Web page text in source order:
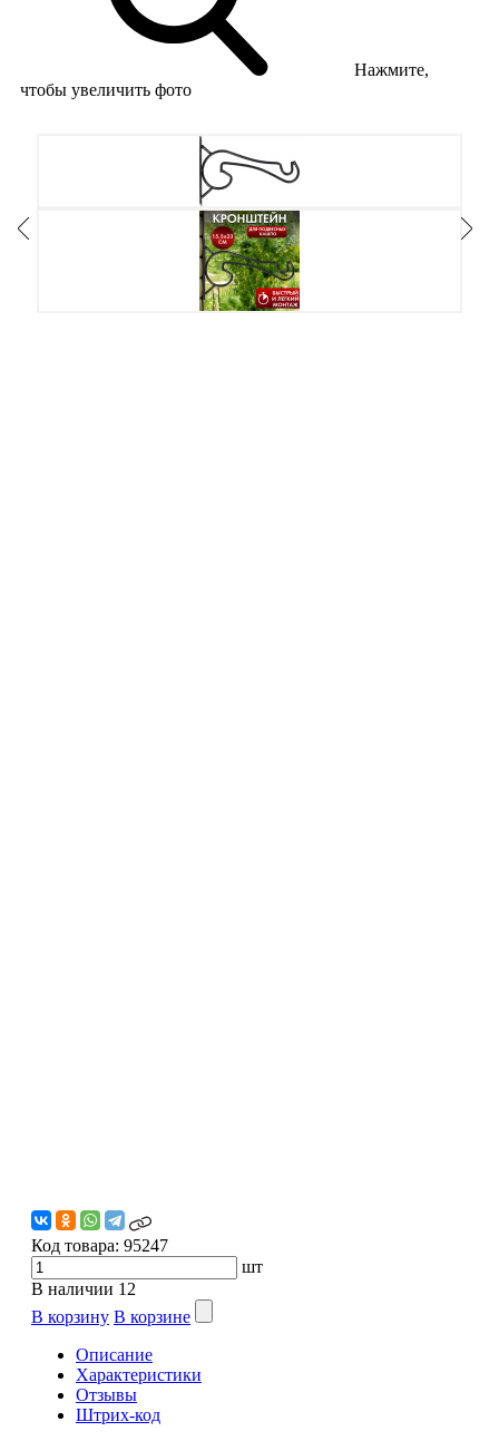
Нажмите,
чтобы увеличить фото
Код товара: 95247
шт
В наличии 12
В корзину В корзине
Описание
Характеристики
Отзывы
Штрих-код